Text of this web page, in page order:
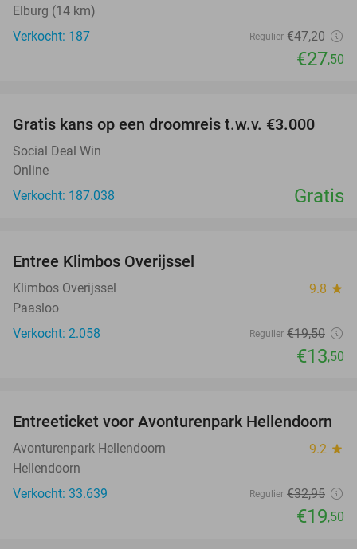
Elburg (14 km)
Verkocht: 187
Regulier €47,20
€27,50
Gratis kans op een droomreis t.w.v. €3.000
Social Deal Win
Online
Verkocht: 187.038
Gratis
Entree Klimbos Overijssel
Klimbos Overijssel 9.8 star
Paasloo
Verkocht: 2.058
Regulier €19,50
€13,50
41%
Entreeticket voor Avonturenpark Hellendoorn
Avonturenpark Hellendoorn 9.2 star
Hellendoorn
Verkocht: 33.639
Regulier €32,95
€19,50